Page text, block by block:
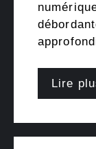
Lire